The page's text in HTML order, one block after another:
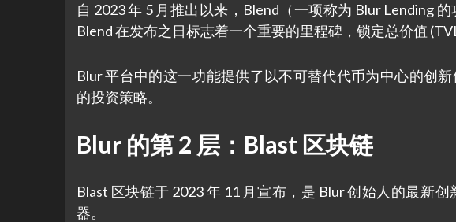
自 2023 年 5 月推出以来，Blend（一项称为 Blur Lending
Blend 在发布之日标志着一个重要的里程碑，锁定总价值
Blur 平台中的这一功能提供了以不可替代代币为中心的创
的投资策略。
Blur 的第 2 层：Blast 区块链
Blast 区块链于 2023 年 11 月宣布，是 Blur 创始人的最新
器。